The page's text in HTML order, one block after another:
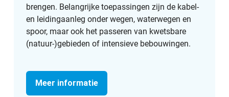
brengen. Belangrijke toepassingen zijn de kabel-
en leidingaanleg onder wegen, waterwegen en
spoor, maar ook het passeren van kwetsbare
(natuur-)gebieden of intensieve bebouwingen.
Meer informatie